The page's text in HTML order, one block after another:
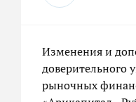
Изменения и
доверительного
рыночных